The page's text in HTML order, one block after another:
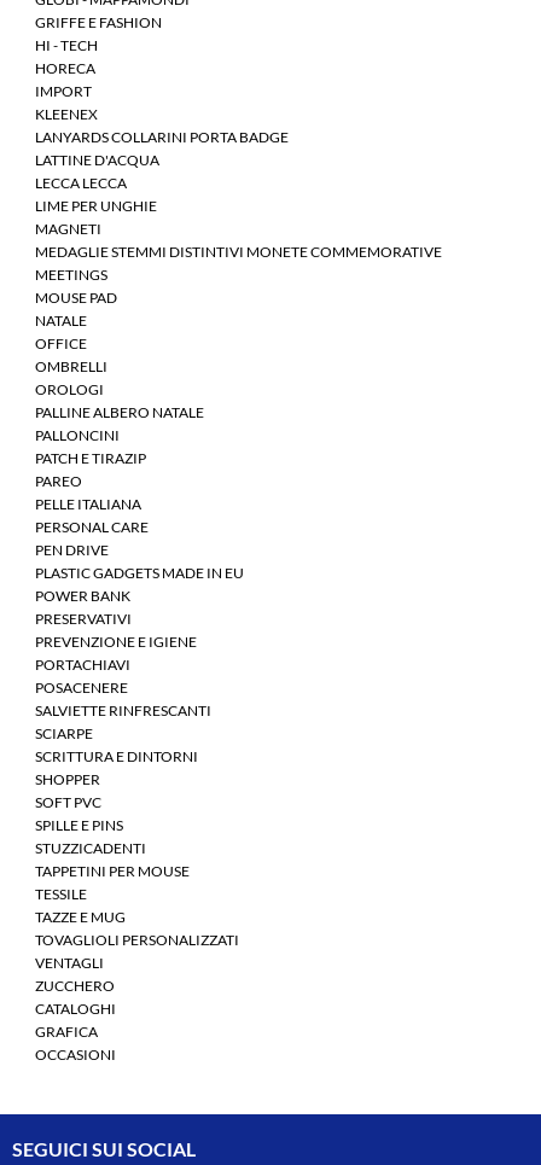
GRIFFE E FASHION
HI - TECH
HORECA
IMPORT
KLEENEX
LANYARDS COLLARINI PORTA BADGE
LATTINE D'ACQUA
LECCA LECCA
LIME PER UNGHIE
MAGNETI
MEDAGLIE STEMMI DISTINTIVI MONETE COMMEMORATIVE
MEETINGS
MOUSE PAD
NATALE
OFFICE
OMBRELLI
OROLOGI
PALLINE ALBERO NATALE
PALLONCINI
PATCH E TIRAZIP
PAREO
PELLE ITALIANA
PERSONAL CARE
PEN DRIVE
PLASTIC GADGETS MADE IN EU
POWER BANK
PRESERVATIVI
PREVENZIONE E IGIENE
PORTACHIAVI
POSACENERE
SALVIETTE RINFRESCANTI
SCIARPE
SCRITTURA E DINTORNI
SHOPPER
SOFT PVC
SPILLE E PINS
STUZZICADENTI
TAPPETINI PER MOUSE
TESSILE
TAZZE E MUG
TOVAGLIOLI PERSONALIZZATI
VENTAGLI
ZUCCHERO
CATALOGHI
GRAFICA
OCCASIONI
SEGUICI SUI SOCIAL